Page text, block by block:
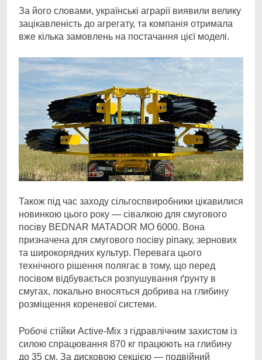
За його словами, українські аграрії виявили велику
зацікавленість до агрегату, та компанія отримала
вже кілька замовлень на постачання цієї моделі.
Також під час заходу сільгоспвиробники цікавилися
новинкою цього року — сівалкою для смугового
посіву BEDNAR MATADOR MO 6000. Вона
призначена для смугового посіву ріпаку, зернових
та широкорядних культур. Перевага цього
технічного рішення полягає в тому, що перед
посівом відбувається розпушування ґрунту в
смугах, локально вносяться добрива на глибину
розміщення кореневої системи.
Робочі стійки Active-Mix з гідравлічним захистом із
силою спрацювання 870 кг працюють на глибину
до 35 см. За дисковою секцією — подвійний